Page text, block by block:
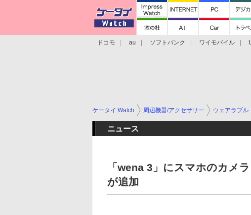
ドコモ au ソフトバンク ワイモバイル
ケータイ Watch 周辺機器/アクセサリー ウェアラブル
ニュース
「wena 3」にスマホのカメ
が追加